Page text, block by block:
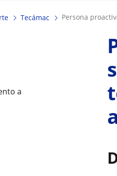
Tecámac persona
a